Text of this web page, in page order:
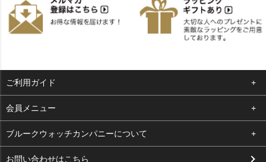
ご利用ガイド
よくある質問
支払い・送料
お客様の声
会員メニュー
ログイン
お気に入り
ブルークウォッチカンパニーについて
会社概要
お問い合わせはこちら